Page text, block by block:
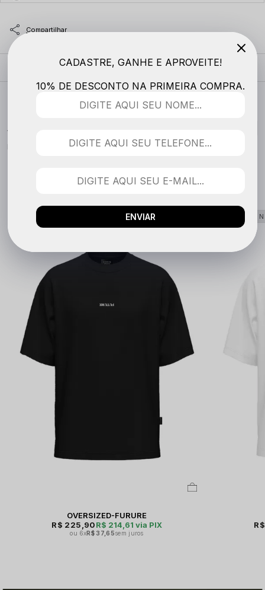
MODELO VESTE
Nenhuma avaliação cadastrada para esse produto.
OVERSIZED-FURURE
R$ 214,61 via PIX
R$ 225,90
6xR$ 37,65sem juros
CADASTRE, GANHE E APROVEITE!
10% DE DESCONTO NA PRIMEIRA COMPRA.
ENVIAR